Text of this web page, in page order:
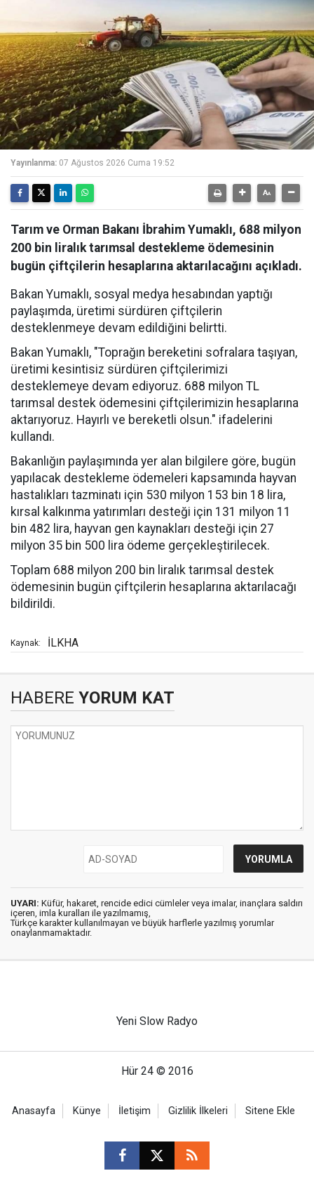
Yayınlanma: 07 Ağustos 2026 Cuma 19:52
Tarım ve Orman Bakanı İbrahim Yumaklı, 688 milyon
200 bin liralık tarımsal destekleme ödemesinin
bugün çiftçilerin hesaplarına aktarılacağını açıkladı.
Bakan Yumaklı, sosyal medya hesabından yaptığı
paylaşımda, üretimi sürdüren çiftçilerin
desteklenmeye devam edildiğini belirtti.
Bakan Yumaklı, "Toprağın bereketini sofralara taşıyan,
üretimi kesintisiz sürdüren çiftçilerimizi
desteklemeye devam ediyoruz. 688 milyon TL
tarımsal destek ödemesini çiftçilerimizin hesaplarına
aktarıyoruz. Hayırlı ve bereketli olsun." ifadelerini
kullandı.
Bakanlığın paylaşımında yer alan bilgilere göre, bugün
yapılacak destekleme ödemeleri kapsamında hayvan
hastalıkları tazminatı için 530 milyon 153 bin 18 lira,
kırsal kalkınma yatırımları desteği için 131 milyon 11
bin 482 lira, hayvan gen kaynakları desteği için 27
milyon 35 bin 500 lira ödeme gerçekleştirilecek.
Toplam 688 milyon 200 bin liralık tarımsal destek
ödemesinin bugün çiftçilerin hesaplarına aktarılacağı
bildirildi.
Kaynak: İLKHA
HABERE YORUM KAT
UYARI: Küfür, hakaret, rencide edici cümleler veya imalar, inançlara saldırı
içeren, imla kuralları ile yazılmamış,
Türkçe karakter kullanılmayan ve büyük harflerle yazılmış yorumlar
onaylanmamaktadır.
Yeni Slow Radyo
Hür 24 © 2016
Anasayfa Künye İletişim Gizlilik İlkeleri Sitene Ekle